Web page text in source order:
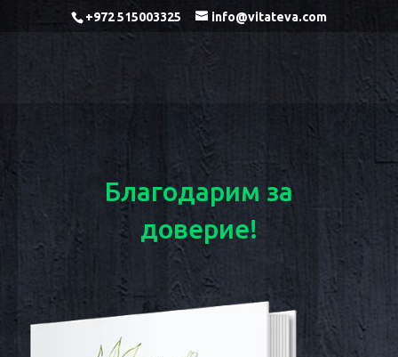
+972 515003325 info@vitateva.com
Благодарим за
доверие!